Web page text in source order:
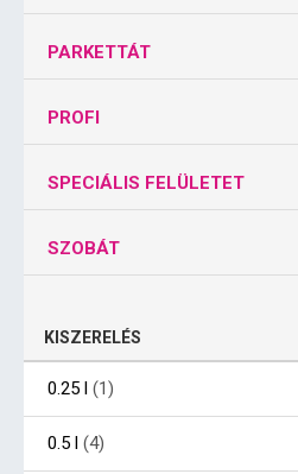
PARKETTÁT
PROFI
SPECIÁLIS FELÜLETET
SZOBÁT
KISZERELÉS
0.25 l (1)
0.5 l (4)